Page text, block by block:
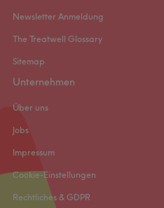
Newsletter Anmeldung
The Treatwell Glossary
Sitemap
Unternehmen
Über uns
Jobs
Impressum
Cookie-Einstellungen
Rechtliches & GDPR